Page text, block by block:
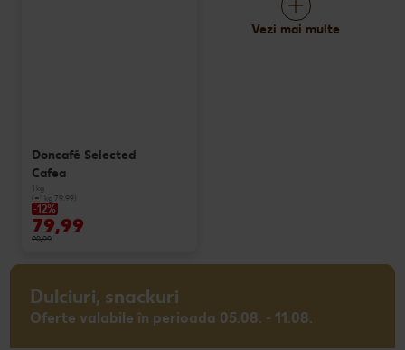
Doncafé Selected
Cafea
1 kg
(=1 kg 79.99)
-12%
79,99
90,99
Vezi mai multe
Dulciuri, snackuri
Oferte valabile în perioada 05.08. - 11.08.